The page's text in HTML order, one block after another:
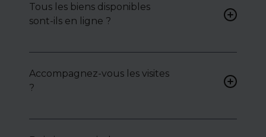
pour accéder à une liste de
biens ciblés.
Tous les biens disponibles
sont-ils en ligne ?
toute confidentialité :
contactez-nous pour y
Accompagnez-vous les visites
?
visites, analysons chaque bien